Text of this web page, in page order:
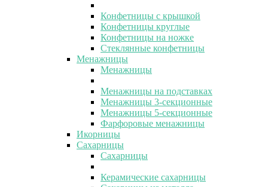
Конфетницы с крышкой
Конфетницы круглые
Конфетницы на ножке
Стеклянные конфетницы
Менажницы
Менажницы
Менажницы на подставках
Менажницы 3-секционные
Менажницы 5-секционные
Фарфоровые менажницы
Икорницы
Сахарницы
Сахарницы
Керамические сахарницы